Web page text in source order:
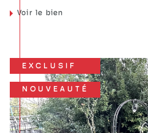
Voir le bien
EXCLUSIF
NOUVEAUTÉ